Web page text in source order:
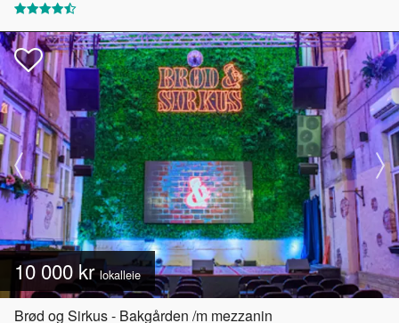
10 000 kr lokalleie
Brød og Sirkus - Bakgården /m mezzanin